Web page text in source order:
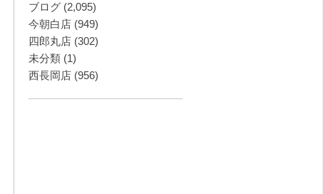
ブログ(2,095)
今朝白店(949)
四郎丸店(302)
未分類(1)
西長岡店(956)